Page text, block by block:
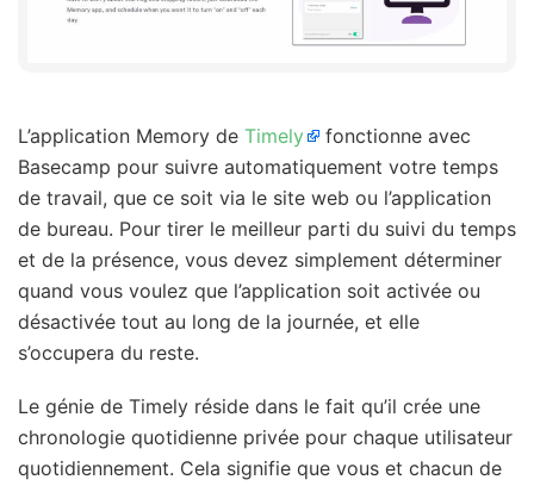
L’application Memory de Timely
fonctionne avec
Basecamp pour suivre automatiquement votre temps
de travail, que ce soit via le site web ou l’application
de bureau. Pour tirer le meilleur parti du suivi du temps
et de la présence, vous devez simplement déterminer
quand vous voulez que l’application soit activée ou
désactivée tout au long de la journée, et elle
s’occupera du reste.
Le génie de Timely réside dans le fait qu’il crée une
chronologie quotidienne privée pour chaque utilisateur
quotidiennement. Cela signifie que vous et chacun de